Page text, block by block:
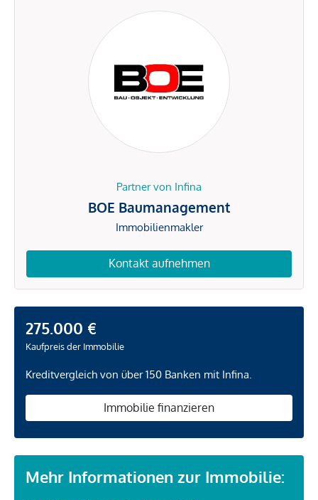
Partner von Infina
BOE Baumanagement
Immobilienmakler
Kontakt aufnehmen
275.000 €
Kaufpreis der Immobilie
Kreditvergleich von über 150 Banken mit Infina.
Immobilie finanzieren
Mehr Informationen zur Immobilie: